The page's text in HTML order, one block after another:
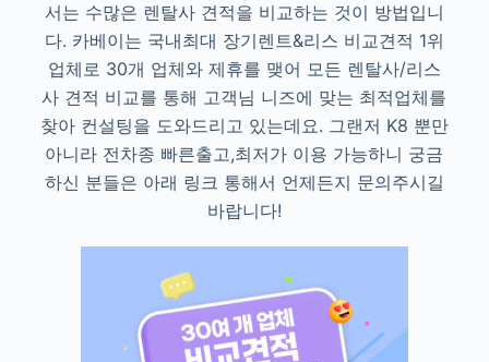
서는 수많은 렌탈사 견적을 비교하는 것이 방법입니
다. 카베이는 국내최대 장기렌트&리스 비교견적 1위
업체로 30개 업체와 제휴를 맺어 모든 렌탈사/리스
사 견적 비교를 통해 고객님 니즈에 맞는 최적업체를
찾아 컨설팅을 도와드리고 있는데요. 그랜저 K8 뿐만
아니라 전차종 빠른출고,최저가 이용 가능하니 궁금
하신 분들은 아래 링크 통해서 언제든지 문의주시길
바랍니다!